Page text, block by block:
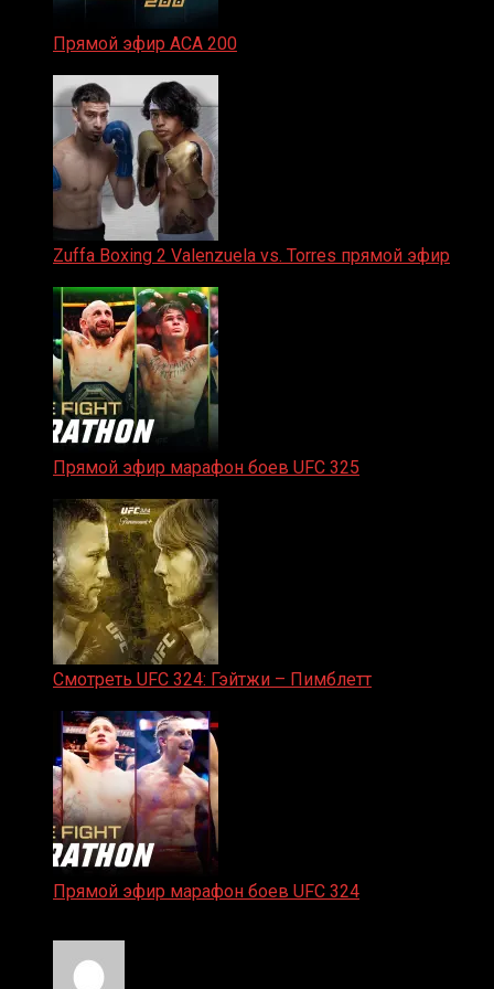
Прямой эфир ACA 200
Zuffa Boxing 2 Valenzuela vs. Torres прямой эфир
Прямой эфир марафон боев UFC 325
Смотреть UFC 324: Гэйтжи – Пимблетт
Прямой эфир марафон боев UFC 324